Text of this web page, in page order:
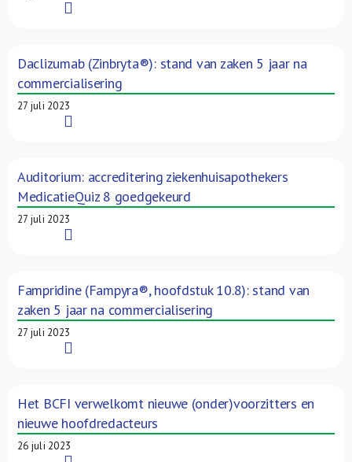
Daclizumab (Zinbryta®): stand van zaken 5 jaar na
commercialisering
27 juli 2023
Auditorium: accreditering ziekenhuisapothekers
MedicatieQuiz 8 goedgekeurd
27 juli 2023
Fampridine (Fampyra®, hoofdstuk 10.8): stand van
zaken 5 jaar na commercialisering
27 juli 2023
Het BCFI verwelkomt nieuwe (onder)voorzitters en
nieuwe hoofdredacteurs
26 juli 2023